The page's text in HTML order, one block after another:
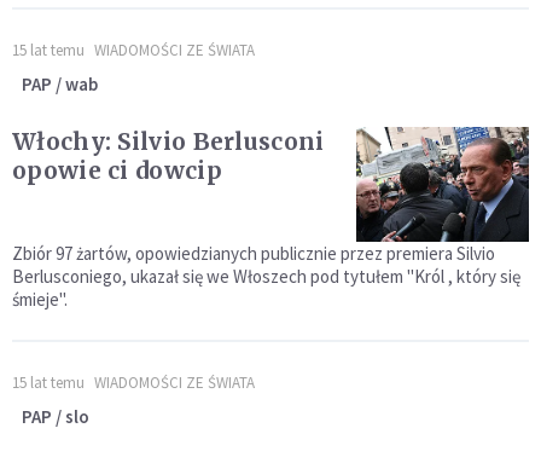
15 lat temu WIADOMOŚCI ZE ŚWIATA
PAP / wab
Włochy: Silvio Berlusconi
opowie ci dowcip
Zbiór 97 żartów, opowiedzianych publicznie przez premiera Silvio
Berlusconiego, ukazał się we Włoszech pod tytułem "Król , który się
śmieje".
15 lat temu WIADOMOŚCI ZE ŚWIATA
PAP / slo